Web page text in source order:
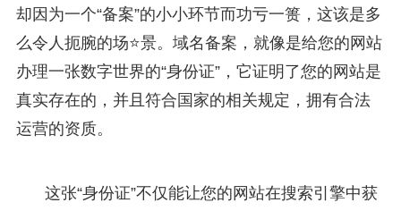
却因为一个“备案”的小小环节而功亏一篑，这该是多
么令人扼腕的场⭐景。域名备案，就像是给您的网站
办理一张数字世界的“身份证”，它证明了您的网站是
真实存在的，并且符合国家的相关规定，拥有合法
运营的资质。
这张“身份证”不仅能让您的网站在搜索引擎中获